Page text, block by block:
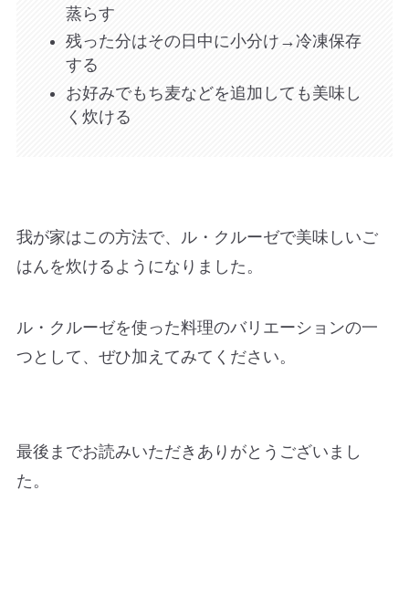
蒸らす
残った分はその日中に小分け→冷凍保存
する
お好みでもち麦などを追加しても美味し
く炊ける
我が家はこの方法で、ル・クルーゼで美味しいご
はんを炊けるようになりました。
ル・クルーゼを使った料理のバリエーションの一
つとして、ぜひ加えてみてください。
最後までお読みいただきありがとうございまし
た。